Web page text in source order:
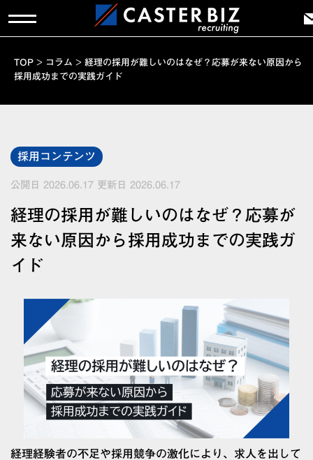
TOP > コラム > 経理の採用が難しいのはなぜ？応募が来ない原因から
採用成功までの実践ガイド
採用コンテンツ
公開日 2026.06.17 更新日 2026.06.17
経理の採用が難しいのはなぜ？応募が
来ない原因から採用成功までの実践ガ
イド
経理経験者の不足や採用競争の激化により、求人を出して